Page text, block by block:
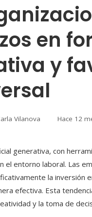
en
y
Vilanova Hace 12
generativa, con
el entorno laboral. Las
la inversión
efectiva. Esta
y la toma de